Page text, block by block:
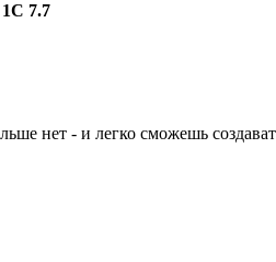
7.7
нет - и легко сможешь